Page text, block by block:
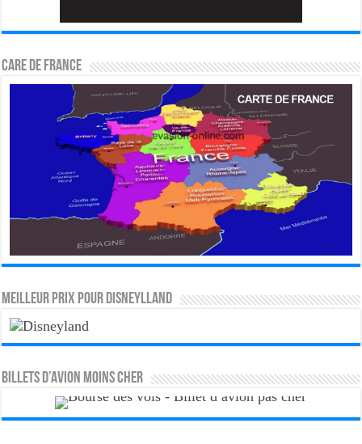
CARE DE FRANCE
MEILLEUR PRIX POUR DISNEYLLAND
Billets d’avion moins cher